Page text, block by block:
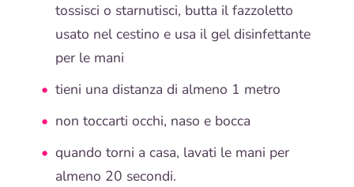
tossisci o starnutisci, butta il fazzoletto
usato nel cestino e usa il gel disinfettante
per le mani
tieni una distanza di almeno 1 metro
non toccarti occhi, naso e bocca
quando torni a casa, lavati le mani per
almeno 20 secondi.